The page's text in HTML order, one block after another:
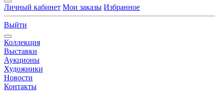
Личный кабинет Мои заказы Избранное
Выйти
Коллекция
Выставки
Аукционы
Художники
Новости
Контакты